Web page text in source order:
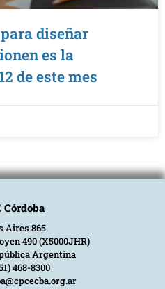
diseñar
es la
de este mes
Córdoba
Aires 865
490 (X5000JHR)
Argentina
468-8300